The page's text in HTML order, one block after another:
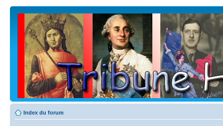
Index du forum